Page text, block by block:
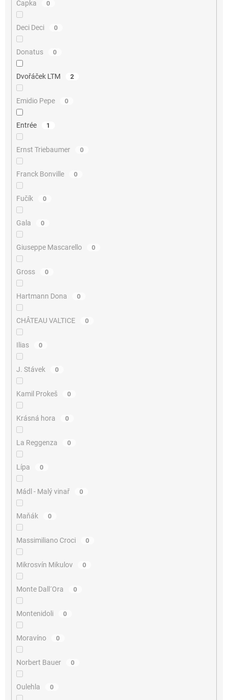
Čapka 0
Deci Deci 0
Donatus 0
Dvořáček LTM 2
Emidio Pepe 0
Entrée 1
Ernst Triebaumer 0
Franck Bonville 0
Fučík 0
Gala 0
Giuseppe Mascarello 0
Gross 0
Hartmann Dona 0
CHÂTEAU VALTICE 0
Ilias 0
J. Stávek 0
Kamil Prokeš 0
Krásná hora 0
La Reggenza 0
Lípa 0
Mádl - Malý vinař 0
Maňák 0
Massimiliano Croci 0
Mikrosvín Mikulov 0
Monte Dall´Ora 0
Montenidoli 0
Moravíno 0
Norbert Bauer 0
Oulehla 0